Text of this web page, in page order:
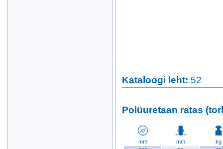
Kataloogi leht: 52
Polüuretaan ratas
mm mm kg